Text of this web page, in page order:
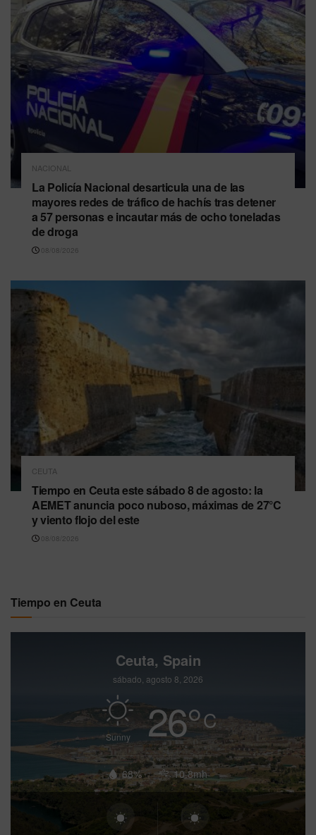
NACIONAL
La Policía Nacional desarticula una de las
mayores redes de tráfico de hachís tras detener
a 57 personas e incautar más de ocho toneladas
de droga
08/08/2026
CEUTA
Tiempo en Ceuta este sábado 8 de agosto: la
AEMET anuncia poco nuboso, máximas de 27°C
y viento flojo del este
08/08/2026
Tiempo en Ceuta
Ceuta, Spain
sábado, agosto 8, 2026
Sunny 26°C
68% 10.8mh